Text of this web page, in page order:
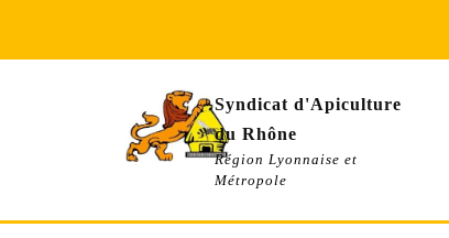
content
Syndicat d'Apiculture
du Rhône
Région Lyonnaise et
Métropole